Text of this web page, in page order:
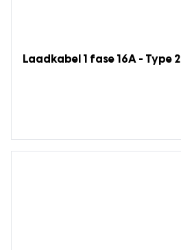
Laadkabel 1 fase 16A - Type 2